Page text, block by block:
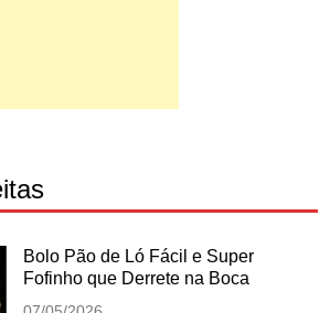
Bolo Pão de Ló Fácil e Super
Fofinho que Derrete na Boca